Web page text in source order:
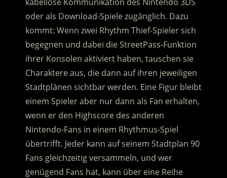
oder als Download-Spiele zugänglich. Dazu
kommt: Wenn zwei Rhythm Thief-Spieler sich
begegnen und dabei die StreetPass-Funktion
ihrer Konsolen aktiviert haben, tauschen sie
Charaktere aus, die dann auf ihren jeweiligen
Stadtplänen sichtbar werden. Eine Figur bleibt
einem Spieler aber nur dann als Fan erhalten,
wenn er den Highscore des anderen
Nintendo-Fans in einem Rhythmus-Spiel
übertrifft. Jeder kann auf seinem Stadtplan 90
Fans gleichzeitig versammeln, und wer
genügend Fans hat, kann über eine Reihe